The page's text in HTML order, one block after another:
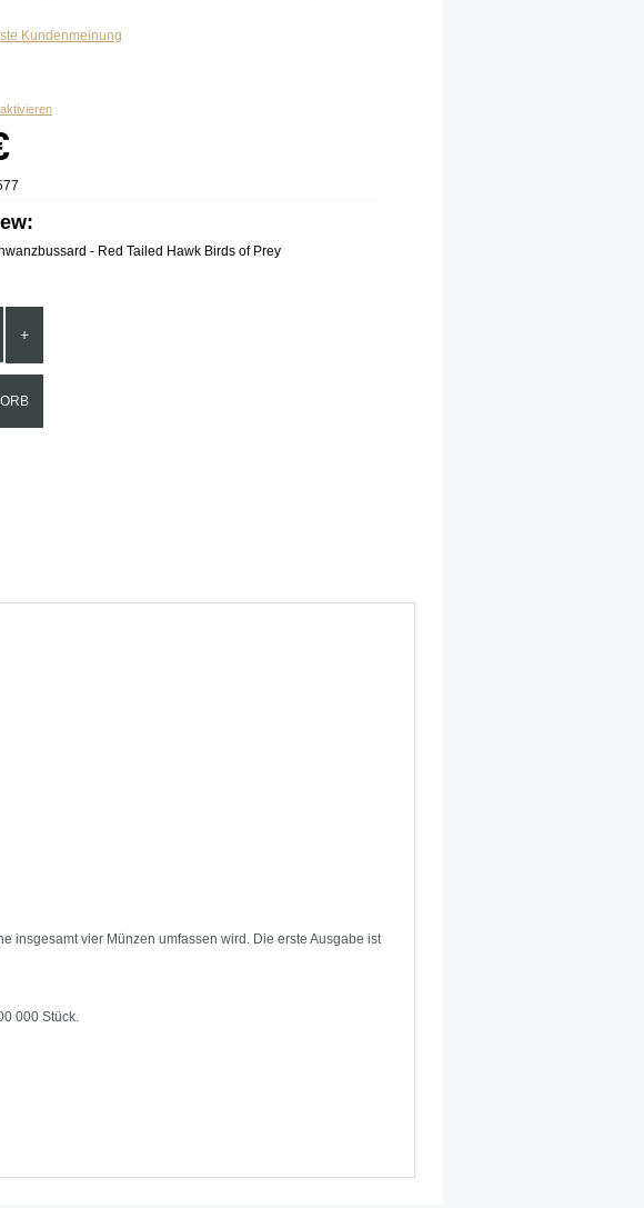
Kundenmeinung
- Red Tailed Hawk Birds of Prey
insgesamt vier Münzen umfassen wird. Die erste Ausgabe ist
000 Stück.